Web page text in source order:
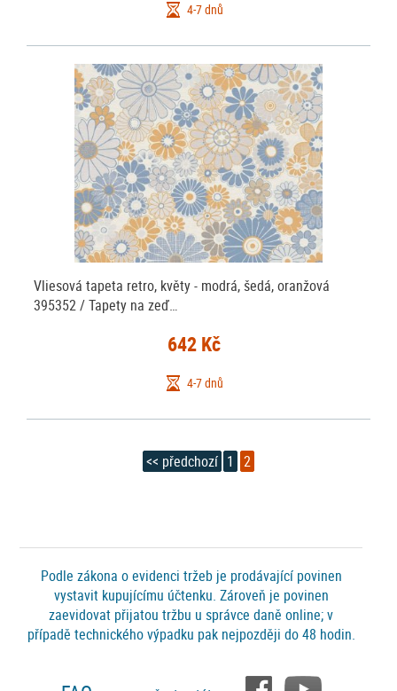
4-7 dnů
Vliesová tapeta retro, květy - modrá, šedá, oranžová
395352 / Tapety na zeď…
642 Kč
4-7 dnů
<< předchozí 1 2
Podle zákona o evidenci tržeb je prodávající povinen
vystavit kupujícímu účtenku. Zároveň je povinen
zaevidovat přijatou tržbu u správce daně online; v
případě technického výpadku pak nejpozději do 48 hodin.